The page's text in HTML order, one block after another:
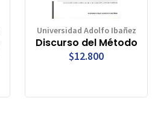
Universidad Adolfo Ibañez
Discurso del Método
$12.800